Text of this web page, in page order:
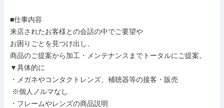
■仕事内容
来店されたお客様との会話の中でご要望や
お困りごとを見つけ出し、
商品のご提案から加工・メンテナンスまでトータルにご提案。
▼具体的に
・メガネやコンタクトレンズ、補聴器等の接客・販売
・フレームやレンズの商品説明